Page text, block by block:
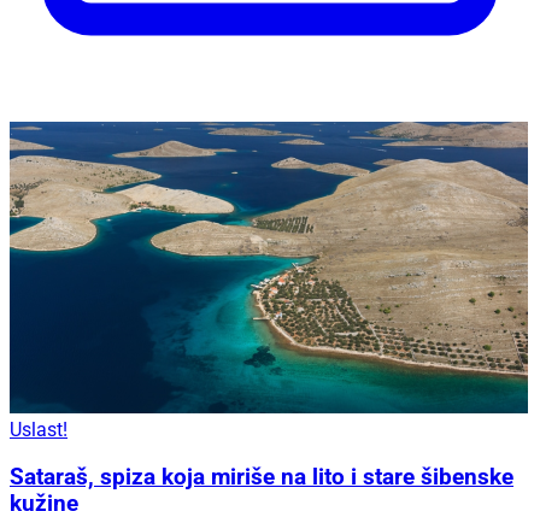
Uslast!
Sataraš, spiza koja miriše na lito i stare šibenske
kužine